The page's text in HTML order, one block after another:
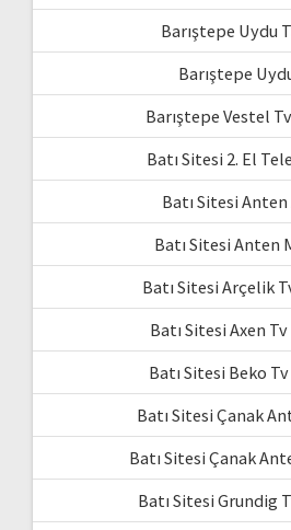
Barıştepe Uydu
Barıştepe
Barıştepe Vestel
Batı Sitesi 2. El
Batı Sitesi Anten
Batı Sitesi Anten
Batı Sitesi Arçelik
Batı Sitesi Axen
Batı Sitesi Beko
Batı Sitesi Çanak
Batı Sitesi Çanak
Batı Sitesi Grundig